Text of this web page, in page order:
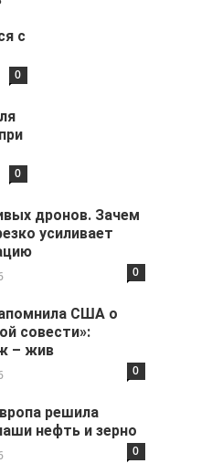
с
0
0
дронов. Зачем
усиливает
0
США о
совести»:
– жив
0
решила
нефть и зерно
0